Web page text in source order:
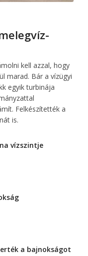
kell azzal, hogy
marad. Bár a vízügyi
egyik turbinája
Felkészítették a
is.
vízszintje
a bajnokságot